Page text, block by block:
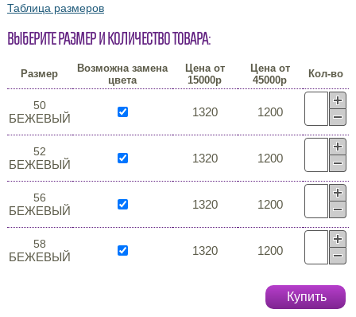
Таблица размеров
Выберите размер и количество товара:
Размер
Возможна замена
цвета
Цена от
15000р
Цена от
45000р
Кол-во
50
БЕЖЕВЫЙ 1320 1200
52
БЕЖЕВЫЙ 1320 1200
56
БЕЖЕВЫЙ 1320 1200
58
БЕЖЕВЫЙ 1320 1200
Купить